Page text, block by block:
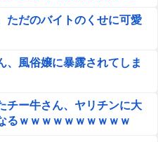
ただのバイトのくせに可愛
、風俗嬢に暴露されてしま
チー牛さん、ヤリチンに大
ｗｗｗｗｗｗｗｗｗｗ